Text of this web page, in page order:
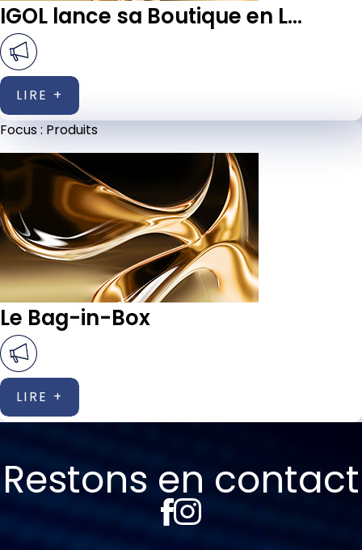
IGOL lance sa Boutique en L...
LIRE +
Focus : Produits
Le Bag-in-Box
LIRE +
Restons en contact